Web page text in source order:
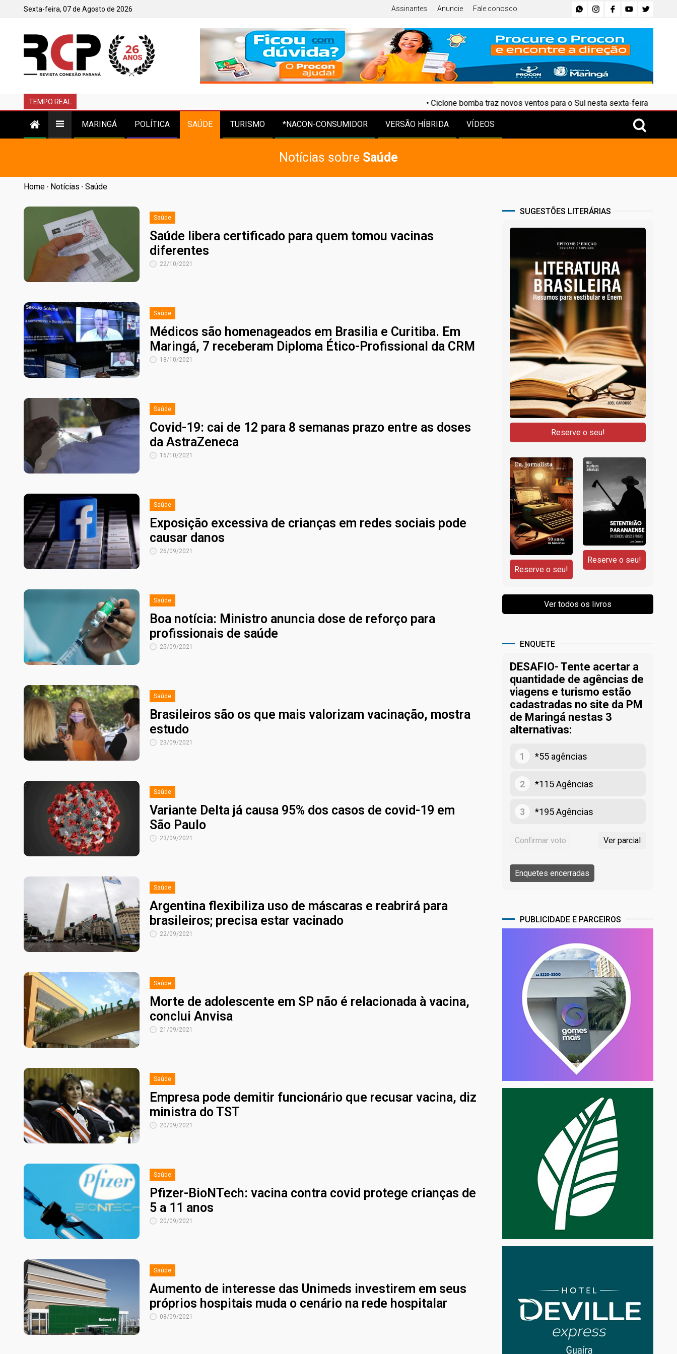
Sexta-feira, 07 de Agosto de 2026 Assinantes Anuncie Fale conosco
TEMPO REAL Ciclone bomba traz novos ventos para o Sul nesta sexta-feira•Como
MARINGÁ POLÍTICA SAÚDE TURISMO *NACON-CONSUMIDOR VERSÃO HÍBRIDA VÍDEOS
Notícias sobre Saúde
Home • Notícias • Saúde
Saúde
Saúde libera certificado para quem tomou vacinas
diferentes
22/10/2021
Saúde
Médicos são homenageados em Brasilia e Curitiba. Em
Maringá, 7 receberam Diploma Ético-Profissional da CRM
18/10/2021
Saúde
Covid-19: cai de 12 para 8 semanas prazo entre as doses
da AstraZeneca
16/10/2021
Saúde
Exposição excessiva de crianças em redes sociais pode
causar danos
26/09/2021
Saúde
Boa notícia: Ministro anuncia dose de reforço para
profissionais de saúde
25/09/2021
Saúde
Brasileiros são os que mais valorizam vacinação, mostra
estudo
23/09/2021
Saúde
Variante Delta já causa 95% dos casos de covid-19 em
São Paulo
23/09/2021
Saúde
Argentina flexibiliza uso de máscaras e reabrirá para
brasileiros; precisa estar vacinado
22/09/2021
Saúde
Morte de adolescente em SP não é relacionada à vacina,
conclui Anvisa
21/09/2021
Saúde
Empresa pode demitir funcionário que recusar vacina, diz
ministra do TST
20/09/2021
Saúde
Pfizer-BioNTech: vacina contra covid protege crianças de
5 a 11 anos
20/09/2021
Saúde
Aumento de interesse das Unimeds investirem em seus
próprios hospitais muda o cenário na rede hospitalar
08/09/2021
SUGESTÕES LITERÁRIAS
ENQUETE
DESAFIO- Tente acertar a
quantidade de agências de
viagens e turismo estão
cadastradas no site da PM
de Maringá nestas 3
alternativas:
1 *55 agências
2 *115 Agências
3 *195 Agências
PUBLICIDADE E PARCEIROS